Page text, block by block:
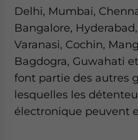
Delhi, Mumbai,
Bangalore,
Varanasi, Cochin,
Bagdogra, Guwahati
font partie des autres
lesquelles les
électronique peuvent